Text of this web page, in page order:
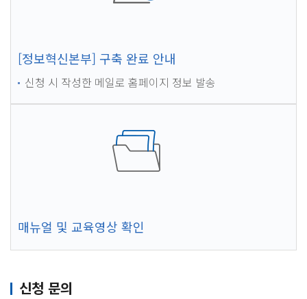
[정보혁신본부] 구축 완료 안내
신청 시 작성한 메일로 홈페이지 정보 발송
매뉴얼 및 교육영상 확인
신청 문의